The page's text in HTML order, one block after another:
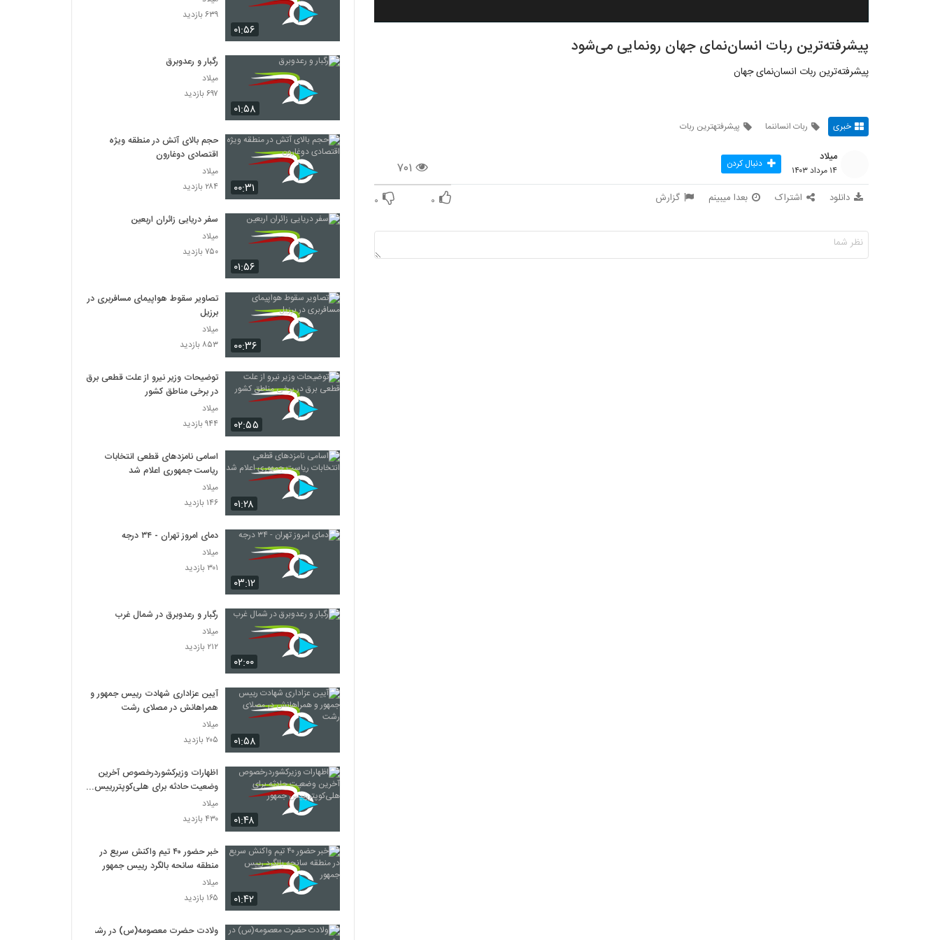
پیشرفته‌ترین ربات انسان‌نمای جهان رونمایی می‌شود
پیشرفته‌ترین ربات انسان‌نمای جهان
خبری ربات انساننما پیشرفتهترین ربات
۷۰۱
میلاد
۱۴ مرداد ۱۴۰۳ دنبال کردن
دانلود اشتراک بعدا میبینم گزارش ۰ ۰
۰۱:۵۶
۶۳۹ بازدید
۰۱:۵۸
رگبار و رعدوبرق
میلاد
۶۹۷ بازدید
۰۰:۳۱
حجم بالای آتش در منطقه ویژه
اقتصادی دوغارون
میلاد
۲۸۴ بازدید
۰۱:۵۶
سفر دریایی زائران اربعین
میلاد
۷۵۰ بازدید
۰۰:۳۶
تصاویر سقوط هواپیمای مسافربری در
برزیل
میلاد
۸۵۳ بازدید
۰۲:۵۵
توضیحات وزیر نیرو از علت قطعی برق
در برخی مناطق کشور
میلاد
۹۴۴ بازدید
۰۱:۲۸
اسامی نامزدهای قطعی انتخابات
ریاست جمهوری اعلام شد
میلاد
۱۴۶ بازدید
۰۳:۱۲
دمای امروز تهران - ۳۴ درجه
میلاد
۳۰۱ بازدید
۰۲:۰۰
رگبار و رعدوبرق در شمال غرب
میلاد
۲۱۲ بازدید
۰۱:۵۸
آیین عزاداری شهادت رییس جمهور و
همراهانش در مصلای رشت
میلاد
۲۰۵ بازدید
۰۱:۴۸
اظهارات وزیرکشوردرخصوص آخرین
وضعیت حادثه برای هلی‌کوپتررییس
جمهور
میلاد
۴۳۰ بازدید
۰۱:۴۲
خبر حضور ۴۰ تیم واکنش سریع در
منطقه سانحه بالگرد رییس جمهور
میلاد
۱۶۵ بازدید
ولادت حضرت معصومه(س) در رشت